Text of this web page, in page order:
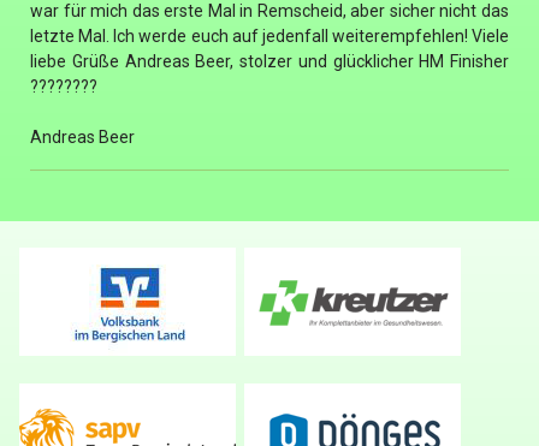
war für mich das erste Mal in Remscheid, aber sicher nicht das
letzte Mal. Ich werde euch auf jedenfall weiterempfehlen! Viele
liebe Grüße Andreas Beer, stolzer und glücklicher HM Finisher
????????
Andreas Beer